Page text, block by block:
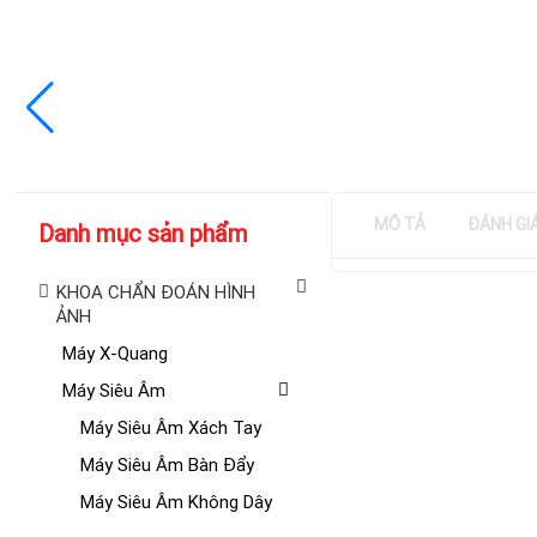
Danh mục sản phẩm
KHOA CHẨN ĐOÁN HÌNH
ẢNH
Máy X-Quang
Máy Siêu Âm
Máy Siêu Âm Xách Tay
Máy Siêu Âm Bàn Đẩy
Máy Siêu Âm Không Dây
MÔ TẢ ĐÁNH